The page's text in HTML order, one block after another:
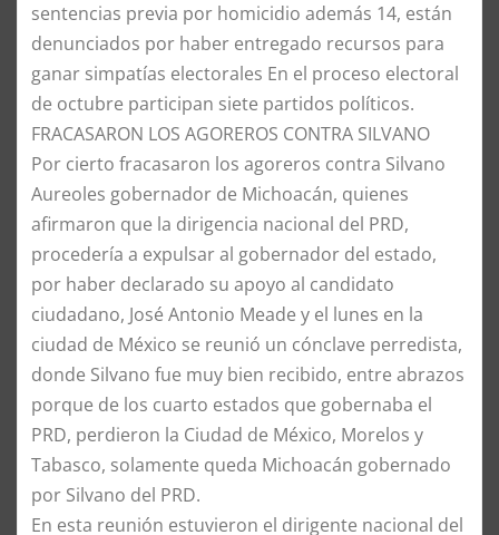
sentencias previa por homicidio además 14, están
denunciados por haber entregado recursos para
ganar simpatías electorales En el proceso electoral
de octubre participan siete partidos políticos.
​FRACASARON LOS AGOREROS CONTRA SILVANO
​Por cierto fracasaron los agoreros contra Silvano
Aureoles gobernador de Michoacán, quienes
afirmaron que la dirigencia nacional del PRD,
procedería a expulsar al gobernador del estado,
por haber declarado su apoyo al candidato
ciudadano, José Antonio Meade y el lunes en la
ciudad de México se reunió un cónclave perredista,
donde Silvano fue muy bien recibido, entre abrazos
porque de los cuarto estados que gobernaba el
PRD, perdieron la Ciudad de México, Morelos y
Tabasco, solamente queda Michoacán gobernado
por Silvano del PRD.
​En esta reunión estuvieron el dirigente nacional del